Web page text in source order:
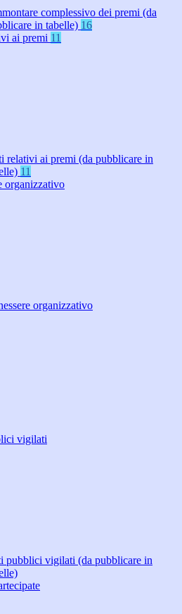
complessivo dei premi (da
in tabelle) 16
ai premi 11
relativi ai premi (da pubblicare in
11
organizzativo
organizzativo
vigilati
pubblici vigilati (da pubblicare in